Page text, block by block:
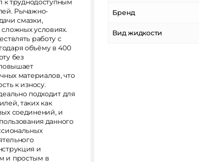
к труднодоступным
Рычажно-
смазки,
условиях.
работу с
объёму в 400
без
материалов, что
к износу.
подходит для
таких как
соединений, и
данного
и
и простым в
Бренд
Вид жидкости
Заполните форму и мы вам
перезвоним
Сообщить о поступлении товара
Подпишитесь на новости, чтобы не
пропустить акции и новые товары